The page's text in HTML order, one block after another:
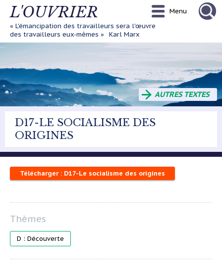
Aller
principal
L'OUVRIER
« L'émancipation des travailleurs sera l'œuvre
des travailleurs eux-mêmes »
Karl Marx
Menu
AUTRES TEXTES
D17-LE SOCIALISME DES
ORIGINES
Télécharger : D17-Le socialisme des origines
D : Découverte